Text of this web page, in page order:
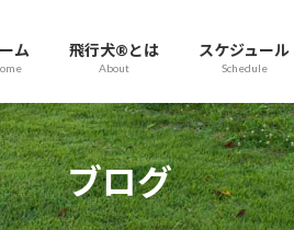
ム 飛行犬®とは
About
スケジュール
Schedule
ブログ